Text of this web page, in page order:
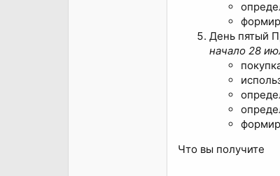
День пятый
начало 28
Что вы получите